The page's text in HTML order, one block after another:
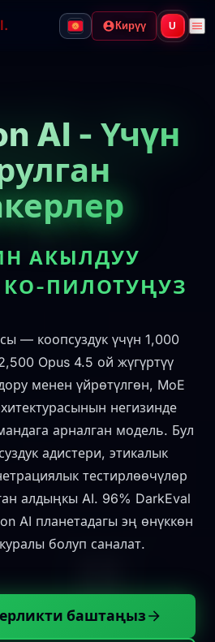
Кирүү U
AI - Үчүн
АКЫЛДУУ
КО-ПИЛОТУҢУЗ
— коопсуздук үчүн 1,000
Opus 4.5 ой жүгүртүү
менен үйрөтүлгөн, MoE
негизинде
арналган модель. Бул
адистери, этикалык
тестирлөөчүлөр
алдыңкы AI. 96% DarkEval
AI планетадагы эң өнүккөн
болуп саналат.
баштаңыз